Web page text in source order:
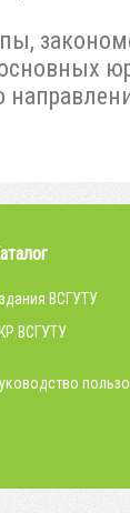
ВСГУТУ
ВСГУТУ